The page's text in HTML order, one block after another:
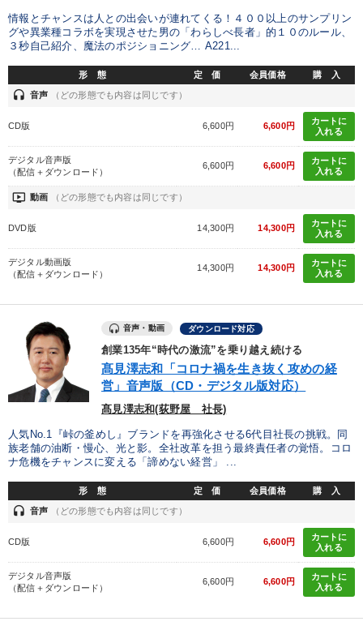
情報とチャンスは人との出会いが連れてくる！４００以上のサンプリン
グや異業種コラボを実現させた男の「わらしべ長者」的１０のルール、
３秒自己紹介、魔法のポジショニング… A221...
形 態 定 価 会員価格 購 入
headset 音声 （どの形態でも内容は同じです）
CD版 6,600円 6,600円
カートに
入れる
デジタル音声版
（配信＋ダウンロード）
6,600円 6,600円
カートに
入れる
ondemand_video 動画 （どの形態でも内容は同じです）
DVD版 14,300円 14,300円
カートに
入れる
デジタル動画版
（配信＋ダウンロード）
14,300円 14,300円
カートに
入れる
音声・動画 ダウンロード対応
創業135年“時代の激流”を乗り越え続ける
髙見澤志和「コロナ禍を生き抜く攻めの経
営」音声版（CD・デジタル版対応）
髙見澤志和(荻野屋 社長)
人気No.1『峠の釜めし』ブランドを再強化させる6代目社長の挑戦。同
族老舗の油断・慢心、光と影。全社改革を担う最終責任者の覚悟。コロ
ナ危機をチャンスに変える「諦めない経営」 ...
形 態 定 価 会員価格 購 入
headset 音声 （どの形態でも内容は同じです）
CD版 6,600円 6,600円
カートに
入れる
デジタル音声版
（配信＋ダウンロード）
6,600円 6,600円
カートに
入れる